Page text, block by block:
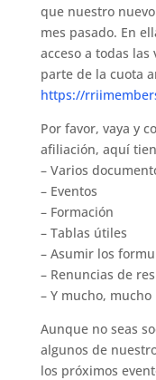
que nuestro
mes pasado. En
acceso a todas
parte de la cuota
https://
Por favor, vaya y
afiliación, aquí
– Varios
– Eventos
– Formación
– Tablas útiles
– Asumir los
– Renuncias de
– Y mucho, mucho
Aunque no seas
algunos de
los próximos